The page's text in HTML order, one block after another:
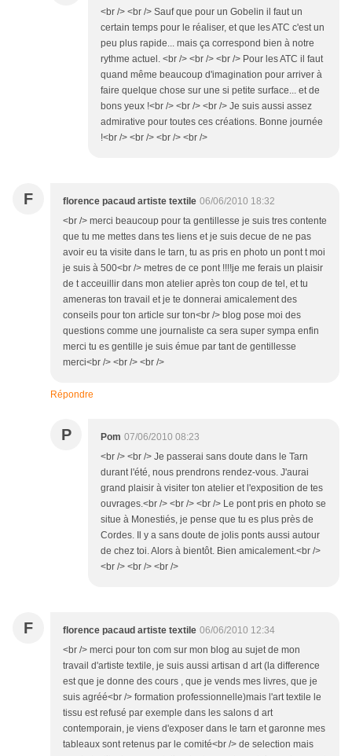
<br /> <br /> Sauf que pour un Gobelin il faut un
certain temps pour le réaliser, et que les ATC c'est un
peu plus rapide... mais ça correspond bien à notre
rythme actuel. <br /> <br /> <br /> Pour les ATC il faut
quand même beaucoup d'imagination pour arriver à
faire quelque chose sur une si petite surface... et de
bons yeux !<br /> <br /> <br /> Je suis aussi assez
admirative pour toutes ces créations. Bonne journée
!<br /> <br /> <br /> <br />
F florence pacaud artiste textile 06/06/2010 18:32
<br /> merci beaucoup pour ta gentillesse je suis tres contente
que tu me mettes dans tes liens et je suis decue de ne pas
avoir eu ta visite dans le tarn, tu as pris en photo un pont t moi
je suis à 500<br /> metres de ce pont !!!!je me ferais un plaisir
de t acceuillir dans mon atelier après ton coup de tel, et tu
ameneras ton travail et je te donnerai amicalement des
conseils pour ton article sur ton<br /> blog pose moi des
questions comme une journaliste ca sera super sympa enfin
merci tu es gentille je suis émue par tant de gentillesse
merci<br /> <br /> <br />
Répondre
P Pom 07/06/2010 08:23
<br /> <br /> Je passerai sans doute dans le Tarn
durant l'été, nous prendrons rendez-vous. J'aurai
grand plaisir à visiter ton atelier et l'exposition de tes
ouvrages.<br /> <br /> <br /> Le pont pris en photo se
situe à Monestiés, je pense que tu es plus près de
Cordes. Il y a sans doute de jolis ponts aussi autour
de chez toi. Alors à bientôt. Bien amicalement.<br />
<br /> <br /> <br />
F florence pacaud artiste textile 06/06/2010 12:34
<br /> merci pour ton com sur mon blog au sujet de mon
travail d'artiste textile, je suis aussi artisan d art (la difference
est que je donne des cours , que je vends mes livres, que je
suis agréé<br /> formation professionnelle)mais l'art textile le
tissu est refusé par exemple dans les salons d art
contemporain, je viens d'exposer dans le tarn et garonne mes
tableaux sont retenus par le comité<br /> de selection mais